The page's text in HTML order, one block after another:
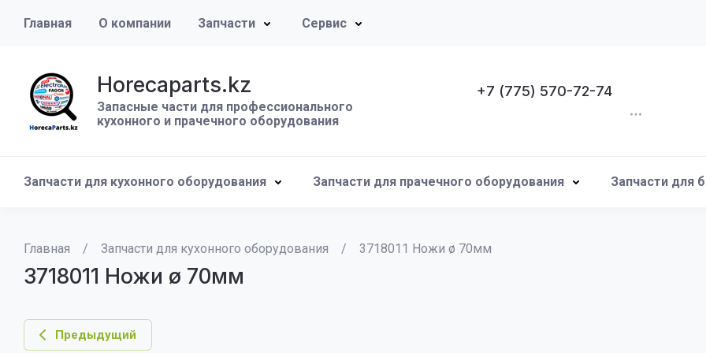
Главная О компании Запчасти Сервис
Horecaparts.kz
Запасные части для профессионального
кухонного и прачечного оборудования
+7 (775) 570-72-74
Запчасти для кухонного оборудования Запчасти для прачечного оборудования Запчасти для
Главная / Запчасти для кухонного оборудования / 3718011 Ножи ø 70мм
3718011 Ножи ø 70мм
Предыдущий